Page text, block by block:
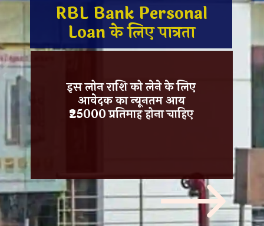
RBL Bank Personal
Loan के लिए पात्रता
इस लोन राशि को लेने के लिए
आवेदक का न्यूनतम आय
₹25000 प्रतिमाहहोना चाहिए